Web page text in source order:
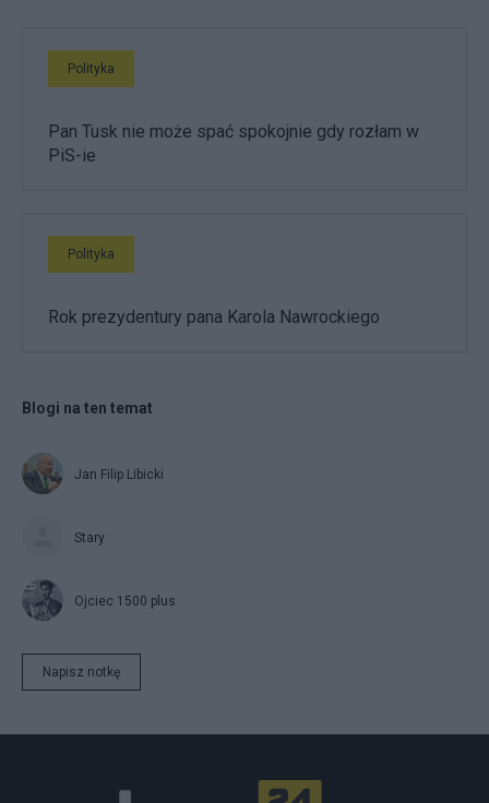
Polityka
Pan Tusk nie może spać spokojnie gdy rozłam w
PiS-ie
Polityka
Rok prezydentury pana Karola Nawrockiego
Blogi na ten temat
Jan Filip Libicki
Stary
Ojciec 1500 plus
Napisz notkę